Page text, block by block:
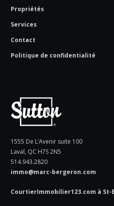
Propriétés
Services
Contact
Politique de confidentialité
1555 De L’Avenir suite 100
Laval, QC H7S 2N5
514.943.2820
immo@marc-bergeron.com
CourtierImmobilier123.com à St-